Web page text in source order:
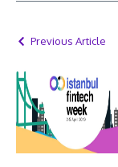
Previous Article